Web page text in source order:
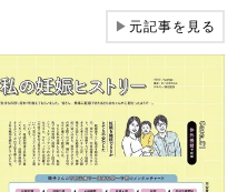
▶元記事を見る